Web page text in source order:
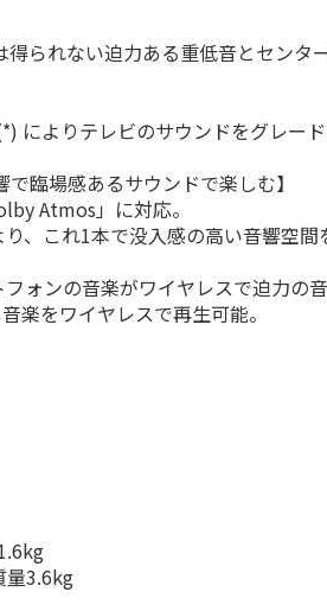
られない迫力ある重低音とセンタ
によりテレビのサウンドをグレード
臨場感あるサウンドで楽しむ】
Atmos」に対応。
これ1本で没入感の高い音響空間
ンの音楽がワイヤレスで迫力の音
をワイヤレスで再生可能。
量3.6kg